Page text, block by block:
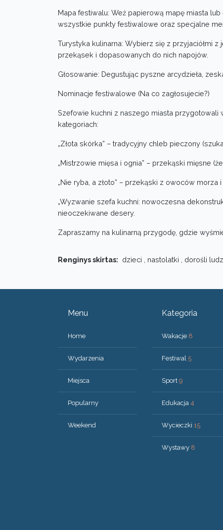
Mapa festiwalu: Weź papierową mapę miasta
wszystkie punkty festiwalowe oraz specjalne
Turystyka kulinarna: Wybierz się z przyjaciółmi
przekąsek i dopasowanych do nich napojów.
Głosowanie: Degustując pyszne arcydzieła,
Nominacje festiwalowe (Na co zagłosujecie?)
Szefowie kuchni z naszego miasta
kategoriach:
„Złota skórka” – tradycyjny chleb pieczony
„Mistrzowie mięsa i ognia” – przekąski mięsne
„Nie ryba, a złoto” – przekąski z owoców morza i
„Wyzwanie szefa kuchni: nowoczesna
nieoczekiwane desery.
Zapraszamy na kulinarną przygodę, gdzie
Renginys skirtas: dzieci , nastolatki , dorośli
Menu
Home
Wydarzenia
Miejsca
Popularny
Weekend
Kategoria
Wakacje 8
Festiwal 5
Sport 9
Edukacja 4
Wycieczki 15
Wystawy 8